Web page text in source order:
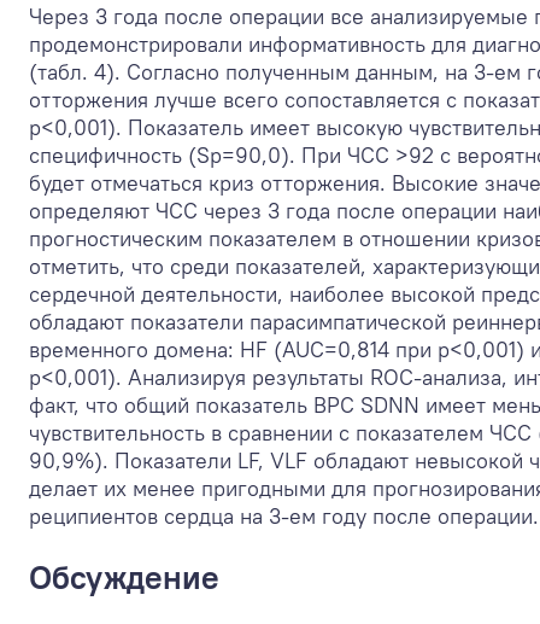
Через 3 года после операции все анализируемые
продемонстрировали информативность для
(табл. 4). Согласно полученным данным, на 3-ем
отторжения лучше всего сопоставляется с
р<0,001). Показатель имеет высокую
специфичность (Sp=90,0). При ЧСС >92 с
будет отмечаться криз отторжения. Высокие
определяют ЧСС через 3 года после операции
прогностическим показателем в отношении
отметить, что среди показателей,
сердечной деятельности, наиболее высокой
обладают показатели парасимпатической
временного домена: HF (AUC=0,814 при p<0,001)
p<0,001). Анализируя результаты ROC-анализа,
факт, что общий показатель ВРС SDNN имеет
чувствительность в сравнении с показателем
90,9%). Показатели LF, VLF обладают невысокой
делает их менее пригодными для
реципиентов сердца на 3-ем году после операции.
Обсуждение